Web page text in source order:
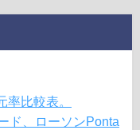
比較表。
ド、ローソンPonta